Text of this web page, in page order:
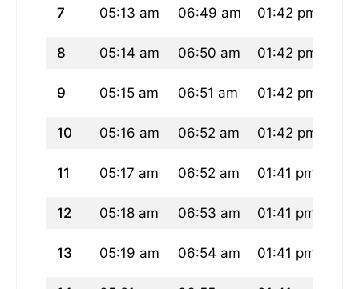
7 05:13 am 06:49 am 01:42 pm
8 05:14 am 06:50 am 01:42 pm
9 05:15 am 06:51 am 01:42 pm
10 05:16 am 06:52 am 01:42 pm
11 05:17 am 06:52 am 01:41 pm
12 05:18 am 06:53 am 01:41 pm
13 05:19 am 06:54 am 01:41 pm